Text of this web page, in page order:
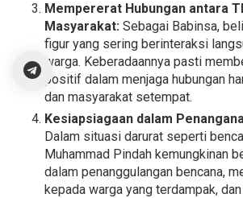
Mempererat Hubungan antara
Masyarakat: Sebagai Babinsa,
figur yang sering berinteraksi
warga. Keberadaannya pasti
positif dalam menjaga hubungan
dan masyarakat setempat.
Kesiapsiagaan dalam
Dalam situasi darurat seperti
Muhammad Pindah kemungkinan
dalam penanggulangan bencana,
kepada warga yang terdampak,